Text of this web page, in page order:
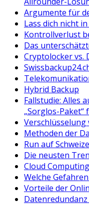
Argumente für
Lass dich nicht
Kontrollverlust
Das
Cryptolocker vs.
Hybrid Backup
Fallstudie: Alles
„Sorglos-Paket“
Verschlüsselung
Methoden der
Run auf
Die neusten
Cloud
Welche
Vorteile der